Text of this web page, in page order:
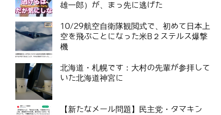
雄一郎）が、まっ先に逃げた
10/29航空自衛隊観閲式で、初めて日本上
空を飛ぶことになった米B２ステルス爆撃
機
北海道・札幌です：大村の先輩が参拝して
いた北海道神宮に
【新たなメール問題】民主党・タマキン